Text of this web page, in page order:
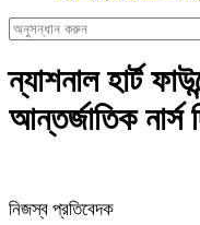
ন্যাশনাল হার্ট
আন্তর্জাতিক নার্স
নিজস্ব প্রতিবেদক